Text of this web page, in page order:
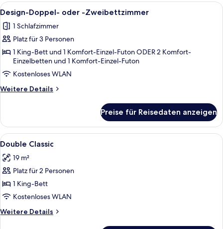
Alle
Fotos
für
Design-
Doppel-
oder
-
Zweibettzimmer
Ein Hotelzimmer mit einem großen
4
Design-Doppel- oder -Zweibettzimmer
1 Schlafzimmer
Platz für 3 Personen
1 King-Bett und 1 Komfort-Einzel-Futon ODER 2 Komfort-
Einzelbetten und 1 Komfort-Einzel-Futon
Kostenloses WLAN
Weitere Details
Weitere
Doppel-
oder
-
Preise für Reisedaten anzeigen
Alle
Fotos
für
Double
Classic
anzeigen
Minibar, Zimmersafe, Schreibtisch,
3
Double Classic
19 m²
Platz für 2 Personen
1 King-Bett
Kostenloses WLAN
Weitere Details
Weitere